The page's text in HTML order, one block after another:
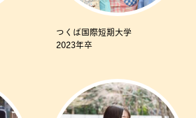
つくば国際短期大学
2023年卒